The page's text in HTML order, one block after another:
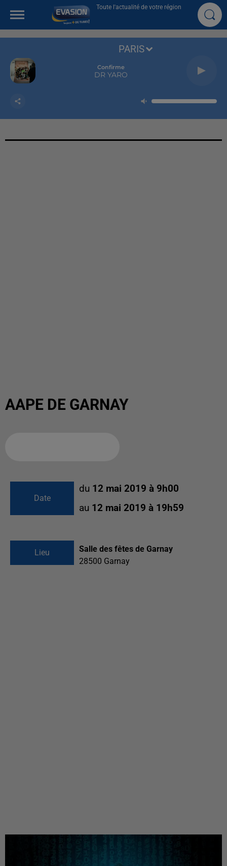
Toute l'actualité de votre région
Confirme
DR YARO
PARIS
AAPE DE GARNAY
Date
du 12 mai 2019 à 9h00
au 12 mai 2019 à 19h59
Lieu
Salle des fêtes de Garnay
28500 Garnay